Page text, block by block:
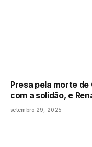
Presa pela morte
com a solidão, e
setembro 29, 2025